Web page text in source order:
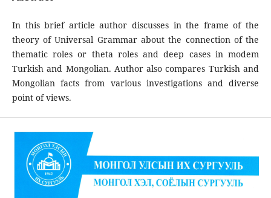
In this brief article author discusses in the frame of the
theory of Universal Grammar about the connection of the
thematic roles or theta roles and deep cases in modem
Turkish and Mongolian. Author also compares Turkish and
Mongolian facts from various investigations and diverse
point of views.